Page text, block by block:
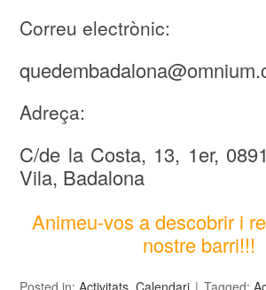
Correu electrònic:
Adreça:
C/de la Costa, 13, 1er,
Vila, Badalona
Animeu-vos a descobrir i
nostre barri!!!
Posted in:Activitats,Calendari Tagged: